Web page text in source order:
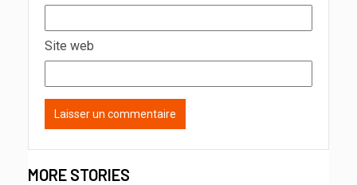
Site web
MORE STORIES